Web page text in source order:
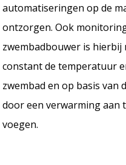
automatiseringen op de
ontzorgen. Ook
zwembadbouwer is hierbij
constant de temperatuur
zwembad en op basis van
door een verwarming
voegen.